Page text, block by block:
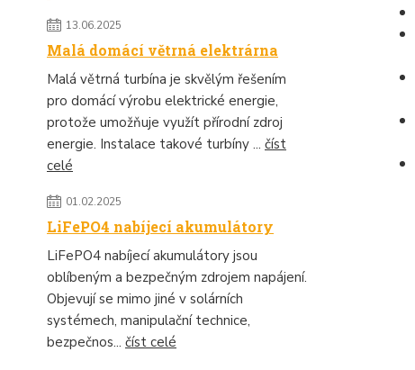
13.06.2025
Malá domácí větrná elektrárna
Malá větrná turbína je skvělým řešením
pro domácí výrobu elektrické energie,
protože umožňuje využít přírodní zdroj
energie. Instalace takové turbíny ... číst
celé
01.02.2025
LiFePO4 nabíjecí akumulátory
LiFePO4 nabíjecí akumulátory jsou
oblíbeným a bezpečným zdrojem napájení.
Objevují se mimo jiné v solárních
systémech, manipulační technice,
bezpečnos... číst celé